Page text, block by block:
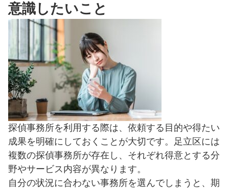
意識したいこと
探偵事務所を利用する際は、依頼する目的や得たい
成果を明確にしておくことが大切です。足立区には
複数の探偵事務所が存在し、それぞれ得意とする分
野やサービス内容が異なります。
自分の状況に合わない事務所を選んでしまうと、期